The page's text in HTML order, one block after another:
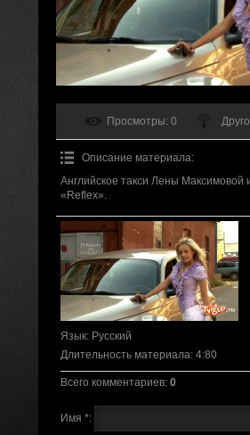
Просмотры: 0
Описание материала:
Английское такси Лены Максимовой
«Reflex».
Язык: Русский
Длительность материала: 4:80
Всего комментариев: 0
Имя *: